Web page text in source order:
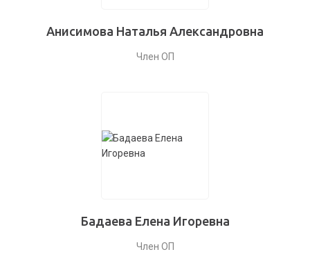
Анисимова Наталья Александровна
Член ОП
Бадаева Елена Игоревна
Член ОП